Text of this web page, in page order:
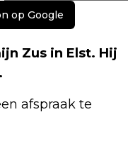
op Google
Zus in Elst. Hij
afspraak te